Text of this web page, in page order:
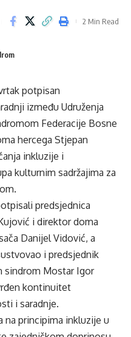
2 Min Read
potpisan
između Udruženja
Federacije Bosne
hercega Stjepan
inkluzije i
kulturnim sadržajima za
predsjednica
i direktor doma
Danijel Vidović, a
i predsjednik
sindrom Mostar Igor
kontinuitet
i saradnje.
na principima inkluzije u